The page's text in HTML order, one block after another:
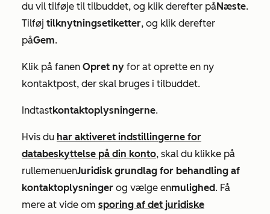
du vil tilføje til tilbuddet, og klik derefter påNæste.
Tilføj tilknytningsetiketter, og klik derefter
påGem.
Klik på fanen Opret ny for at oprette en ny
kontaktpost, der skal bruges i tilbuddet.
Indtastkontaktoplysningerne.
Hvis du har aktiveret indstillingerne for
databeskyttelse på din konto, skal du klikke på
rullemenuenJuridisk grundlag for behandling af
kontaktoplysninger og vælge enmulighed. Få
mere at vide om sporing af det juridiske